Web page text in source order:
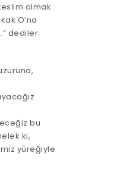
olmak
O’na
dediler.
bu
ki,
yüreğiyle